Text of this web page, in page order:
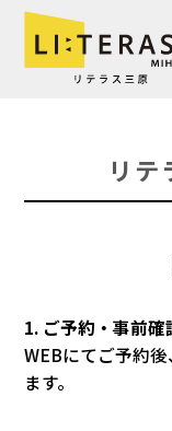
リテ
1. ご予約・事前確
WEBにてご予約
ます。